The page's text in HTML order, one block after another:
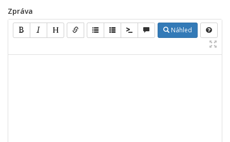
Zpráva
Náhled